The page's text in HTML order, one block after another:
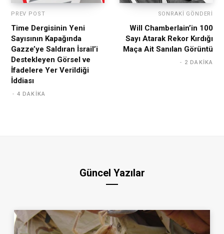
PREV POST
Time Dergisinin Yeni
Sayısının Kapağında
Gazze’ye Saldıran İsrail’i
Destekleyen Görsel ve
İfadelere Yer Verildiği
İddiası
4 DAKIKA
SONRAKI GÖNDERI
Will Chamberlain’in 100
Sayı Atarak Rekor Kırdığı
Maça Ait Sanılan Görüntü
2 DAKIKA
Güncel Yazılar